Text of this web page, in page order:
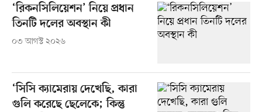
‘রিকনসিলিয়েশন’ নিয়ে প্রধান
তিনটি দলের অবস্থান কী
০৩ আগস্ট ২০২৬
‘সিসি ক্যামেরায় দেখেছি, কারা
গুলি করেছে ছেলেকে; কিন্তু